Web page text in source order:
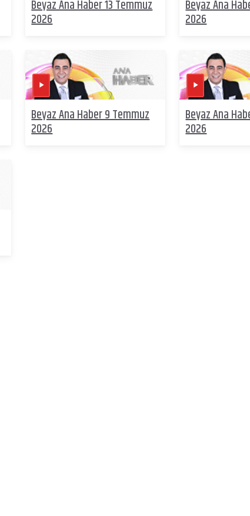
Beyaz Ana Haber 13 Temmuz
2026
Beyaz Ana
2026
Beyaz Ana Haber 9 Temmuz
2026
Beyaz Ana
2026